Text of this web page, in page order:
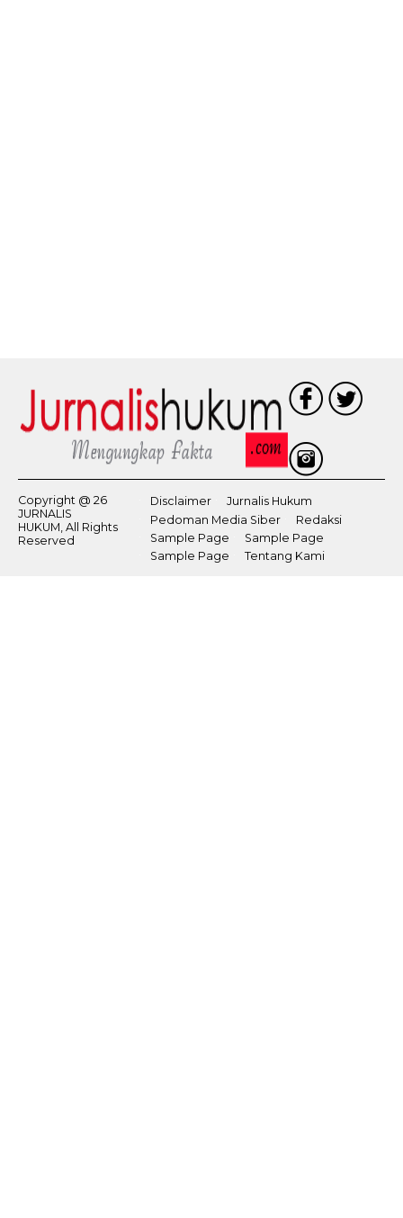
Copyright @ 26
JURNALIS
HUKUM, All Rights
Reserved
Disclaimer
Jurnalis Hukum
Pedoman Media Siber
Redaksi
Sample Page
Sample Page
Sample Page
Tentang Kami